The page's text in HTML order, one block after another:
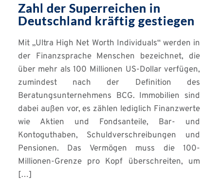
Zahl der Superreichen in
Deutschland kräftig gestiegen
Mit „Ultra High Net Worth Individuals“ werden in
der Finanzsprache Menschen bezeichnet, die
über mehr als 100 Millionen US-Dollar verfügen,
zumindest nach der Definition des
Beratungsunternehmens BCG. Immobilien sind
dabei außen vor, es zählen lediglich Finanzwerte
wie Aktien und Fondsanteile, Bar- und
Kontoguthaben, Schuldverschreibungen und
Pensionen. Das Vermögen muss die 100-
Millionen-Grenze pro Kopf überschreiten, um
[…]